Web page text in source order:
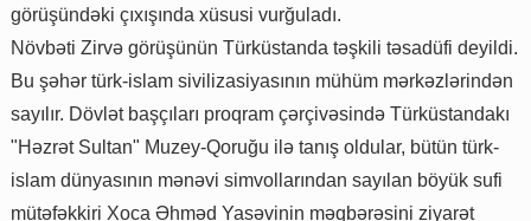
görüşündəki çıxışında xüsusi vurğuladı.
Növbəti Zirvə görüşünün Türküstanda təşkili təsadüfi deyildi.
Bu şəhər türk-islam sivilizasiyasının mühüm mərkəzlərindən
sayılır. Dövlət başçıları proqram çərçivəsində Türküstandakı
"Həzrət Sultan" Muzey-Qoruğu ilə tanış oldular, bütün türk-
islam dünyasının mənəvi simvollarından sayılan böyük sufi
mütəfəkkiri Xoca Əhməd Yasəvinin məqbərəsini ziyarət